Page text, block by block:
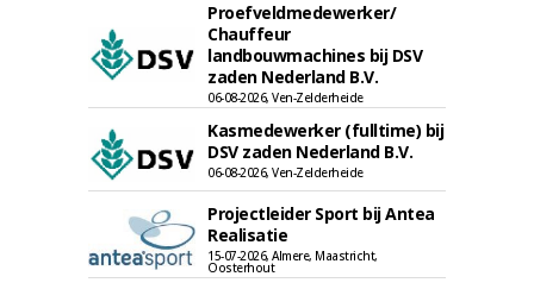
Proefveldmedewerker/
Chauffeur
landbouwmachines bij DSV
zaden Nederland B.V.
06-08-2026, Ven-Zelderheide
Kasmedewerker (fulltime) bij
DSV zaden Nederland B.V.
06-08-2026, Ven-Zelderheide
Projectleider Sport bij Antea
Realisatie
15-07-2026, Almere, Maastricht,
Oosterhout